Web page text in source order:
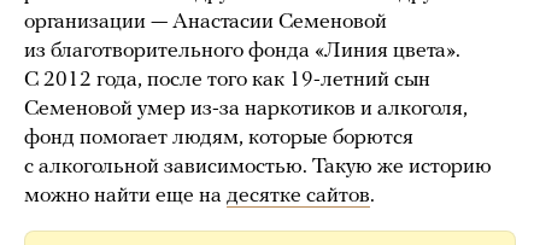
организации — Анастасии Семеновой
из благотворительного фонда «Линия цвета».
С 2012 года, после того как 19-летний сын
Семеновой умер из-за наркотиков и алкоголя,
фонд помогает людям, которые борются
с алкогольной зависимостью. Такую же историю
можно найти еще на десятке сайтов.